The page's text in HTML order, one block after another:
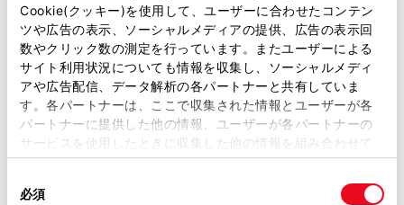
Cookie(クッキー)を使用して、ユーザーに合わせたコンテン
ツや広告の表示、ソーシャルメディアの提供、広告の表示回
数やクリック数の測定を行っています。またユーザーによる
サイト利用状況についても情報を収集し、ソーシャルメディ
アや広告配信、データ解析の各パートナーと共有していま
す。各パートナーは、ここで収集された情報とユーザーが各
パートナーに提供した他の情報、ユーザーが各パートナーの
サービスを使用したときに収集した他の情報を組み合わせて
使用することがあります。当ウェブサイトの使用を続行する
必須
必須 郵便番号
住所自動入力
必須 都道府県